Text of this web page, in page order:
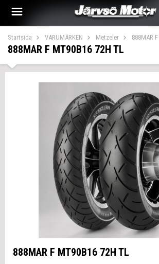
Startsida VARUMÄRKEN Metzeler 888MAR
888MAR F MT90B16 72H TL
888MAR F MT90B16 72H TL